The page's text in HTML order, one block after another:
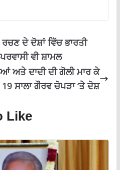
ਰਚਣ ਦੇ ਦੋਸ਼ਾਂ ਵਿੱਚ ਭਾਰਤੀ
ਵੀ ਸ਼ਾਮਲ
ਅਤੇ ਦਾਦੀ ਦੀ ਗੋਲੀ ਮਾਰ ਕੇ
ਸਾਲਾ ਗੌਰਵ ਚੋਪੜਾ ‘ਤੇ ਦੋਸ਼
Like